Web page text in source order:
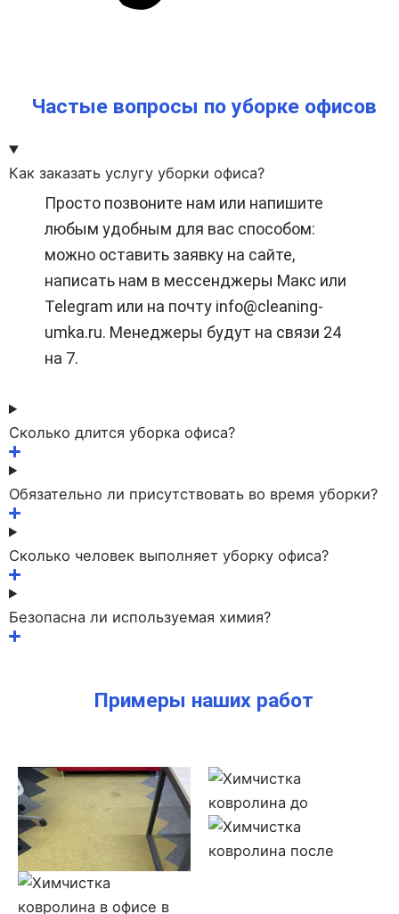
Частые вопросы по уборке офисов
Как заказать услугу уборки офиса?
Просто позвоните нам или напишите
любым удобным для вас способом:
можно оставить заявку на сайте,
написать нам в мессенджеры Макс или
Telegram или на почту info@cleaning-
umka.ru. Менеджеры будут на связи 24
на 7.
Сколько длится уборка офиса?
Обязательно ли присутствовать во время уборки?
Сколько человек выполняет уборку офиса?
Безопасна ли используемая химия?
Примеры наших работ